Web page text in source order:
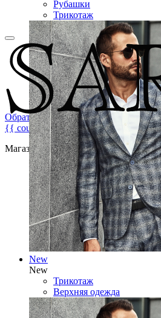
Обратная связь
{{ count }}
Магазин брендовой мужской одежды
Рубашки
Трикотаж
New
New
Трикотаж
Верхняя одежда